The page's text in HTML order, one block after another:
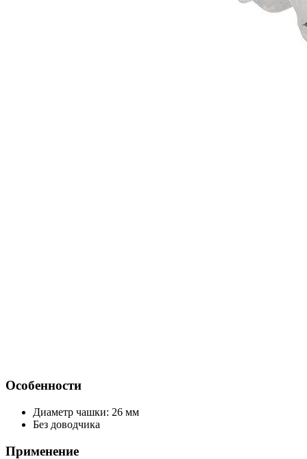
Особенности
Диаметр чашки: 26 мм
Без доводчика
Применение